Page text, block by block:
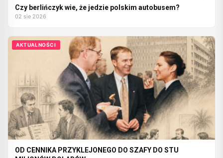
Czy berlińczyk wie, że jedzie polskim autobusem?
02 sie 2026
AKTUALNOŚCI
OD CENNIKA PRZYKLEJONEGO DO SZAFY DO STU